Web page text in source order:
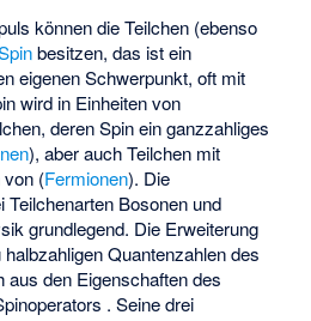
können die Teilchen (ebenso
besitzen, das ist ein
eigenen Schwerpunkt, oft mit
wird in Einheiten von
deren Spin ein ganzzahliges
), aber auch Teilchen mit
von (Fermionen). Die
Bosonen und
grundlegend. Die Erweiterung
Quantenzahlen des
aus den Eigenschaften des
. Seine drei